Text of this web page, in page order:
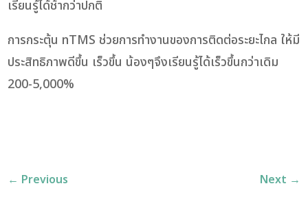
เรียนรู้ได้ช้ากว่าปกติ
การกระตุ้น nTMS ช่วยการทำงานของการติดต่อระยะไกล ให้มี
ประสิทธิภาพดีขึ้น เร็วขึ้น น้องๆจึงเรียนรู้ได้เร็วขึ้นกว่าเดิม
200-5,000%
← Previous Next →